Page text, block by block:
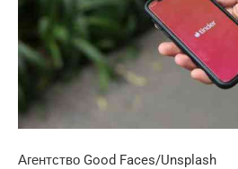
Агентство Good Faces/Unsplash